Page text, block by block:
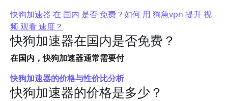
快狗加速器 在 国内 是否 免费？如何 用 狗急vpn 提升 视
频 观看 速度？
快狗加速器在国内是否免费？
在国内，快狗加速器通常需要付
快狗加速器的价格与性价比分析
快狗加速器的价格是多少？